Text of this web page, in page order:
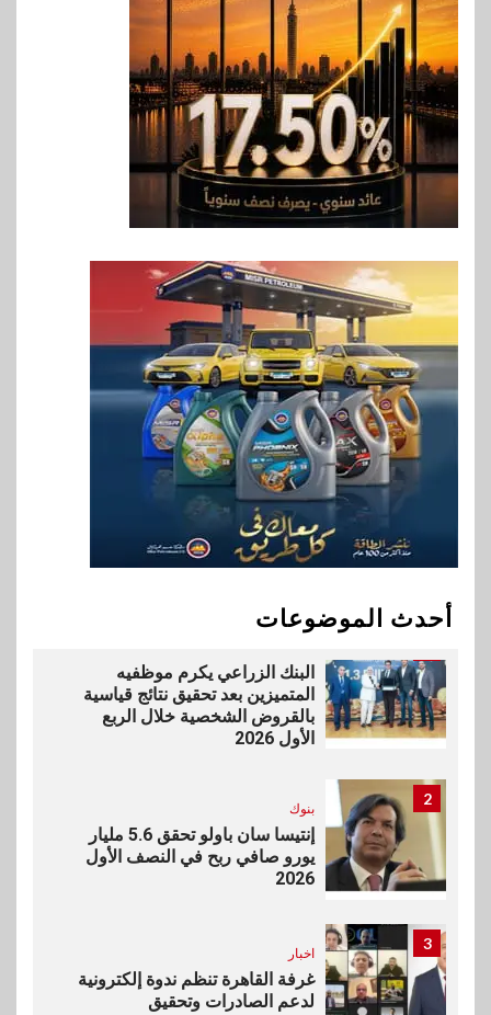
أحدث الموضوعات
سوق وصلة
هواوي: هاتف nova 15
Max بطارية ضخمة وتصميم متين
جهازًا مثاليًا للشباب
اقتصاد
إي اف چي فاينانس تستعرض
في سوق تحويلات المصريين
بالخارج
9
اخبار
بيان توضيحي صادر عن شركة
ناتجاس
سوق وصلة
vivo تشعل المنافسة في مصر
مع إطلاق Y500 المزود ببطارية
البنك الزراعي يكرم موظفيه
المتميزين بعد تحقيق نتائج قياسية
بالقروض الشخصية خلال الربع
الأول 2026
2
بنوك
إنتيسا سان باولو تحقق 5.6 مليار
يورو صافي ربح في النصف الأول
2026
3
اخبار
غرفة القاهرة تنظم ندوة إلكترونية
لدعم الصادرات وتحقيق